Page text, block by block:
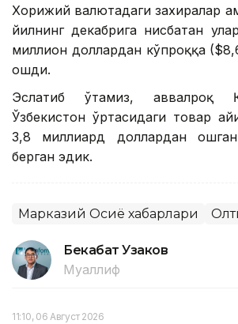
Хорижий валютадаги захиралар
йилнинг декабрига нисбатан
миллион доллардан кўпроққа
ошди.
Эслатиб ўтамиз, аввалроқ
Ўзбекистон ўртасидаги товар
3,8 миллиард доллардан
берган эдик.
Марказий Осиё хабарлари
Бекабат Узаков
Муаллиф
11:10, 06 Август 2026